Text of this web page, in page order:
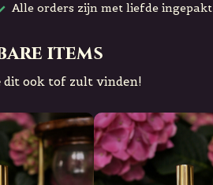
Alle orders zijn met liefde
items
dit ook tof zult vinden!